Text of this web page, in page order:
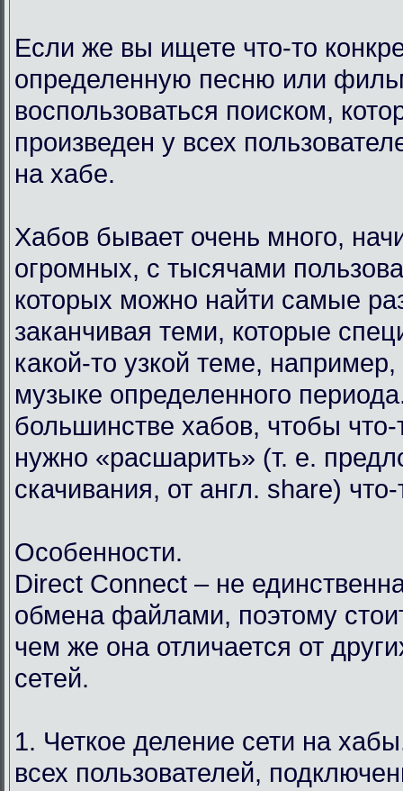
Если же вы ищете что-то
определенную песню или
воспользоваться поиском,
произведен у всех
на хабе.
Хабов бывает очень много,
огромных, с тысячами
которых можно найти самые
заканчивая теми, которые
какой-то узкой теме, например,
музыке определенного
большинстве хабов, чтобы что-
нужно «расшарить» (т. е.
скачивания, от англ. share)
Особенности.
Direct Connect – не
обмена файлами, поэтому
чем же она отличается от
сетей.
1. Четкое деление сети на
всех пользователей,